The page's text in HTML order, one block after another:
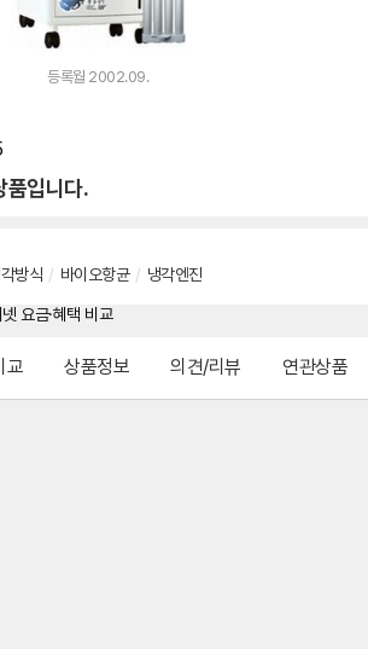
등록월 2002.09.
품입니다.
방식 / 바이오항균 / 냉각엔진
교 상품정보 의견/리뷰 연관상품